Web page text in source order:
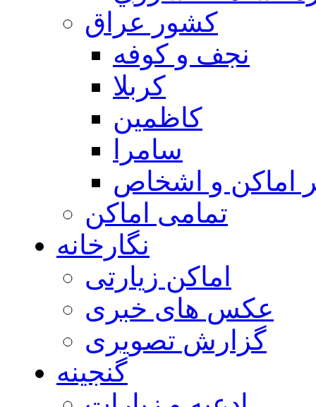
كشور عراق
نجف و كوفه
كربلا
كاظمين
سامرا
اماكن و اشخاص
تمامی اماکن
نگارخانه
اماکن زیارتی
عکس های خبری
گزارش تصویری
گنجینه